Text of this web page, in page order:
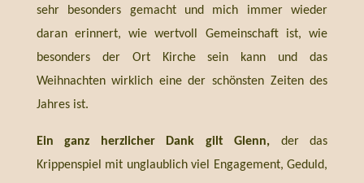
sehr besonders gemacht und mich immer wieder
daran erinnert, wie wertvoll Gemeinschaft ist, wie
besonders der Ort Kirche sein kann und das
Weihnachten wirklich eine der schönsten Zeiten des
Jahres ist.
Ein ganz herzlicher Dank gilt Glenn, der das
Krippenspiel mit unglaublich viel Engagement, Geduld,